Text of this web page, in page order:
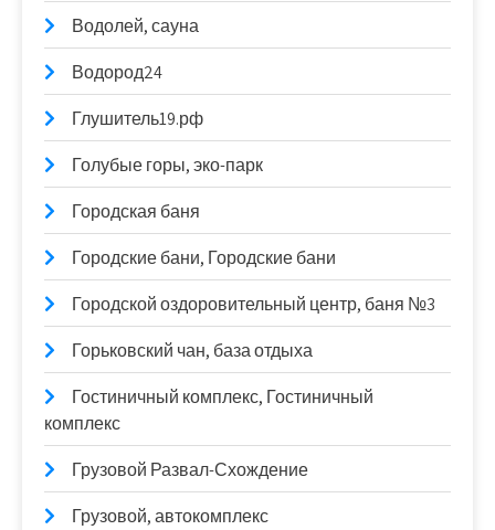
Водолей, сауна
Водород24
Глушитель19.рф
Голубые горы, эко-парк
Городская баня
Городские бани, Городские бани
Городской оздоровительный центр, баня №3
Горьковский чан, база отдыха
Гостиничный комплекс, Гостиничный
комплекс
Грузовой Развал-Схождение
Грузовой, автокомплекс